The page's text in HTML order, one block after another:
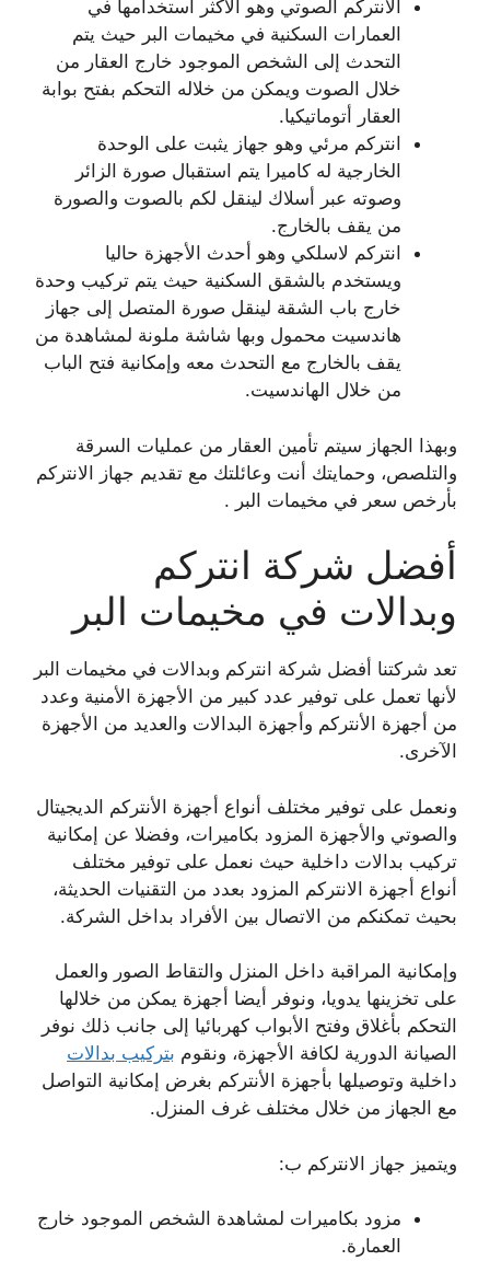
الأنتركم الصوتي وهو الأكثر استخدامها في
العمارات السكنية في مخيمات البر حيث يتم
التحدث إلى الشخص الموجود خارج العقار من
خلال الصوت ويمكن من خلاله التحكم بفتح بوابة
العقار أتوماتيكيا.
انتركم مرئي وهو جهاز يثبت على الوحدة
الخارجية له كاميرا يتم استقبال صورة الزائر
وصوته عبر أسلاك لينقل لكم بالصوت والصورة
من يقف بالخارج.
انتركم لاسلكي وهو أحدث الأجهزة حاليا
ويستخدم بالشقق السكنية حيث يتم تركيب وحدة
خارج باب الشقة لينقل صورة المتصل إلى جهاز
هاندسيت محمول وبها شاشة ملونة لمشاهدة من
يقف بالخارج مع التحدث معه وإمكانية فتح الباب
من خلال الهاندسيت.
وبهذا الجهاز سيتم تأمين العقار من عمليات السرقة
والتلصص، وحمايتك أنت وعائلتك مع تقديم جهاز الانتركم
بأرخص سعر في مخيمات البر .
أفضل شركة انتركم
وبدالات في مخيمات البر
تعد شركتنا أفضل شركة انتركم وبدالات في مخيمات البر
لأنها تعمل على توفير عدد كبير من الأجهزة الأمنية وعدد
من أجهزة الأنتركم وأجهزة البدالات والعديد من الأجهزة
الآخرى.
ونعمل على توفير مختلف أنواع أجهزة الأنتركم الديجيتال
والصوتي والأجهزة المزود بكاميرات، وفضلا عن إمكانية
تركيب بدالات داخلية حيث نعمل على توفير مختلف
أنواع أجهزة الانتركم المزود بعدد من التقنيات الحديثة،
بحيث تمكنكم من الاتصال بين الأفراد بداخل الشركة.
وإمكانية المراقبة داخل المنزل والتقاط الصور والعمل
على تخزينها يدويا، ونوفر أيضا أجهزة يمكن من خلالها
التحكم بأغلاق وفتح الأبواب كهربائيا إلى جانب ذلك نوفر
الصيانة الدورية لكافة الأجهزة، ونقوم بتركيب بدالات
داخلية وتوصيلها بأجهزة الأنتركم بغرض إمكانية التواصل
مع الجهاز من خلال مختلف غرف المنزل.
ويتميز جهاز الانتركم ب:
مزود بكاميرات لمشاهدة الشخص الموجود خارج
العمارة.